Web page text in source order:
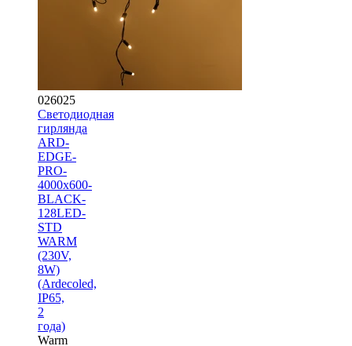
026025
Светодиодная
гирлянда
ARD-
EDGE-
PRO-
4000x600-
BLACK-
128LED-
STD
WARM
(230V,
8W)
(Ardecoled,
IP65,
2
года)
Warm